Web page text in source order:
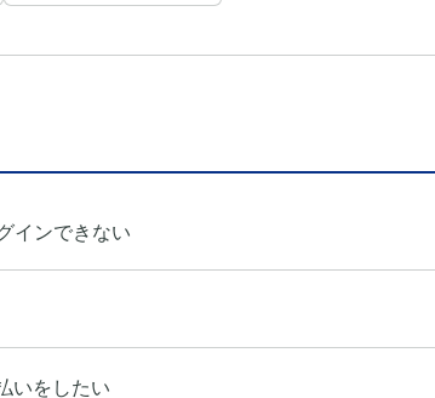
インできない
いをしたい